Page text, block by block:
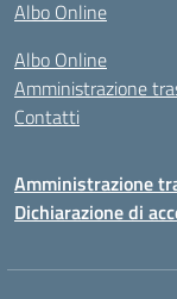
Albo Online
Albo Online
Amministrazione
Contatti
Amministrazione
Dichiarazione di